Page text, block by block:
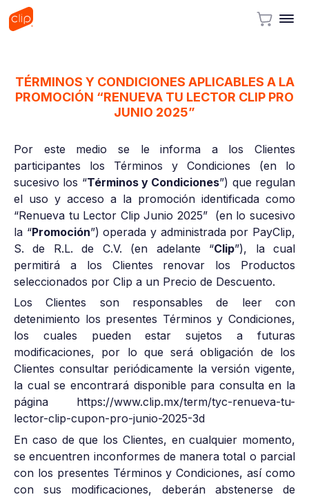
TÉRMINOS Y CONDICIONES APLICABLES A LA
PROMOCIÓN “RENUEVA TU LECTOR CLIP PRO
JUNIO 2025”
Por este medio se le informa a los Clientes
participantes los Términos y Condiciones (en lo
sucesivo los “Términos y Condiciones”) que regulan
el uso y acceso a la promoción identificada como
“Renueva tu Lector Clip Junio 2025” (en lo sucesivo
la “Promoción”) operada y administrada por PayClip,
S. de R.L. de C.V. (en adelante “Clip”), la cual
permitirá a los Clientes renovar los Productos
seleccionados por Clip a un Precio de Descuento.
Los Clientes son responsables de leer con
detenimiento los presentes Términos y Condiciones,
los cuales pueden estar sujetos a futuras
modificaciones, por lo que será obligación de los
Clientes consultar periódicamente la versión vigente,
la cual se encontrará disponible para consulta en la
página https://www.clip.mx/term/tyc-renueva-tu-
lector-clip-cupon-pro-junio-2025-3d
En caso de que los Clientes, en cualquier momento,
se encuentren inconformes de manera total o parcial
con los presentes Términos y Condiciones, así como
con sus modificaciones, deberán abstenerse de